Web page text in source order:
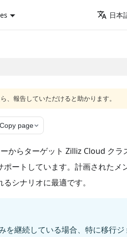
日本
、報告していただけると助かります。
Copy page
からターゲット Zilliz Cloud クラ
ートしています。計画されたメ
シナリオに最適です。
を継続している場合、特に移行ジ